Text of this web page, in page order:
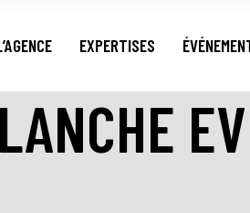
EXPERTISES